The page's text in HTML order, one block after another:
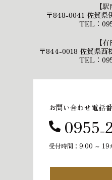
【
〒848-0041 佐賀県
TEL：
【
〒844-0018 佐賀県西
TEL：
お問い合わせ電話番
受付時間：9:00 ～